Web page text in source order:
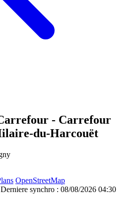
- Carrefour
du-Harcouët
OpenStreetMap
Derniere synchro : 08/08/2026 04:30